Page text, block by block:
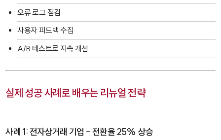
오류 로그 점검
사용자 피드백 수집
A/B 테스트로 지속 개선
실제 성공 사례로 배우는 리뉴얼 전략
사례 1: 전자상거래 기업 - 전환율 25% 상승